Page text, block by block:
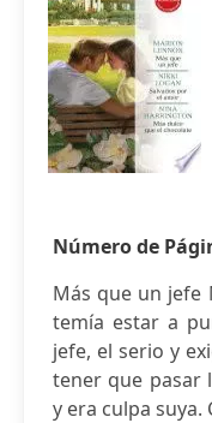
Número de
Más que un jefe
temía estar a
jefe, el serio y
tener que pasar
y era culpa suya.